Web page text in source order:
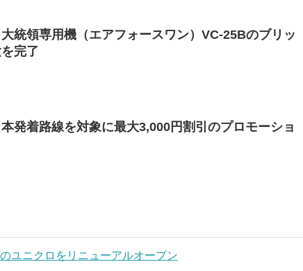
統領専用機（エアフォースワン）VC-25Bのブリッ
完了
発着路線を対象に最大3,000円割引のプロモーショ
ユニクロをリニューアルオープン